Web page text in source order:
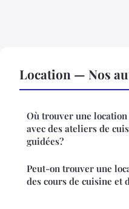
Location — Nos
Où trouver une location
avec des ateliers de
guidées?
Peut-on trouver une
des cours de cuisine et